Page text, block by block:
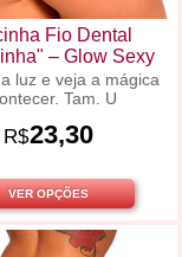
Fio Dental
– Glow Sexy
luz e veja a mágica
Tam. U
R$23,30
VER OPÇÕES